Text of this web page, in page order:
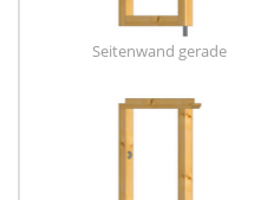
Seitenwand gerade